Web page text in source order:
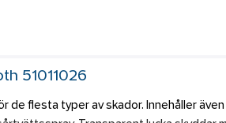
arbetsplatser med hög olycksrisk. För
51011026
de flesta typer av skador. Innehåller även